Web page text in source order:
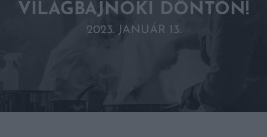
VILÁGBAJNOKI DÖNTŐN!
2023. JANUÁR 13.